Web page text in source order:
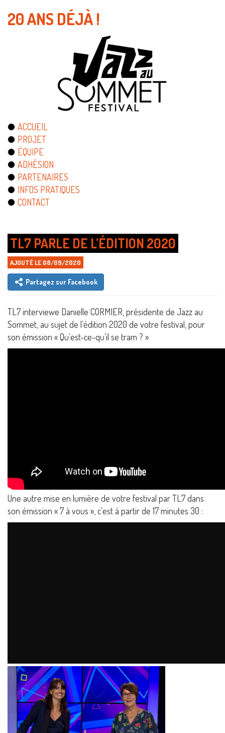
20 ANS DÉJÀ !
ACCUEIL
PROJET
ÉQUIPE
ADHÉSION
PARTENAIRES
INFOS PRATIQUES
CONTACT
TL7 PARLE DE L’ÉDITION 2020
AJOUTÉ LE 08/09/2020
Partagez sur Facebook
TL7 interviewe Danielle CORMIER, présidente de Jazz au
Sommet, au sujet de l’édition 2020 de votre festival, pour
son émission « Qu’est-ce-qu’il se tram ? »
Une autre mise en lumière de votre festival par TL7 dans
son émission « 7 à vous », c’est à partir de 17 minutes 30 :